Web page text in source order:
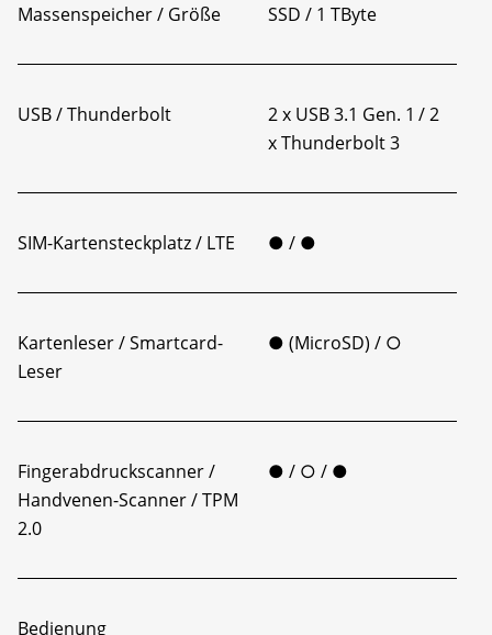
Massenspeicher / Größe SSD / 1 TByte
USB / Thunderbolt
2 x USB 3.1 Gen. 1 / 2
x Thunderbolt 3
SIM-Kartensteckplatz / LTE ● / ●
Kartenleser / Smartcard-
Leser
● (MicroSD) / ○
Fingerabdruckscanner /
Handvenen-Scanner / TPM
2.0
● / ○ / ●
Bedienung